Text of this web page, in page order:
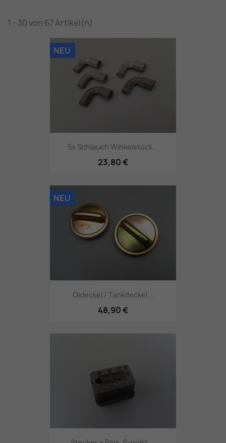
1 - 30 von 67 Artikel(n)
5x Schlauch Winkelstück...
23,80 €
NEU
Öldeckel / Tankdeckel...
48,90 €
NEU